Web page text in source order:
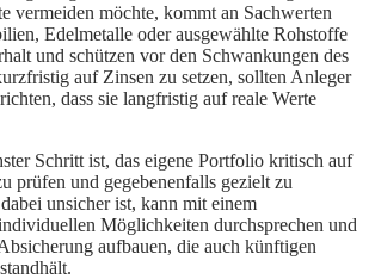
vermeiden möchte, kommt an Sachwerten
Edelmetalle oder ausgewählte Rohstoffe
und schützen vor den Schwankungen des
auf Zinsen zu setzen, sollten Anleger
dass sie langfristig auf reale Werte
Schritt ist, das eigene Portfolio kritisch auf
prüfen und gegebenenfalls gezielt zu
unsicher ist, kann mit einem
Möglichkeiten durchsprechen und
aufbauen, die auch künftigen